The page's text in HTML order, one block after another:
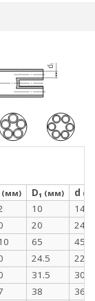
(мм) D₁ (мм) d
10 14
20 24
65 45
24.5 22.5
31.5 30
38 36.5